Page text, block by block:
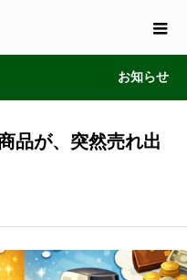
お知らせ
品が、突然売れ出